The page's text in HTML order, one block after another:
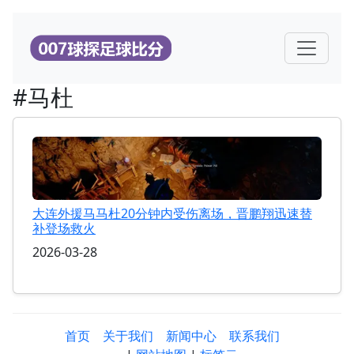
#马杜
大连外援马马杜20分钟内受伤离场，晋鹏翔迅速替
补登场救火
2026-03-28
首页 关于我们 新闻中心
联系我们